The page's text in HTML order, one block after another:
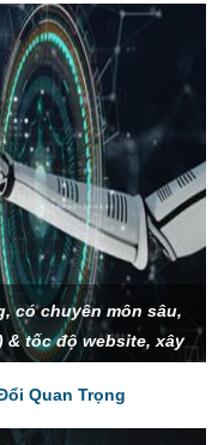
có chuyên môn sâu,
tốc độ website, xây
tối ưu từ khóa.
Quan Trọng